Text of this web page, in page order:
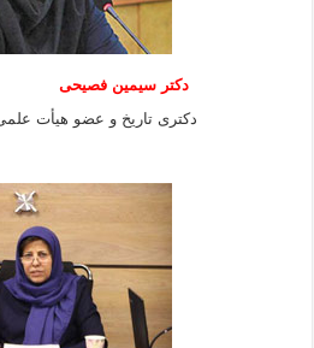
دکتر سیمین فصیحی
دکتری تاریخ و عضو هیأت